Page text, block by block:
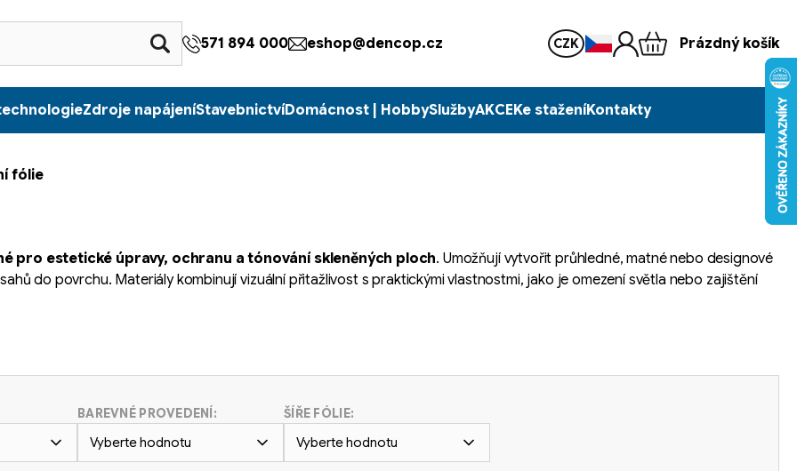
571 894 000 eshop@dencop.cz CZK Prázdný košík
Zdroje napájeníStavebnictvíDomácnost | HobbySlužbyAKCEKe staženíKontakty
fólie
pro estetické úpravy, ochranu a tónování skleněných ploch. Umožňují vytvořit průhledné, matné nebo designové
do povrchu. Materiály kombinují vizuální přitažlivost s praktickými vlastnostmi, jako je omezení světla nebo zajištění
BAREVNÉ PROVEDENÍ:
Vyberte hodnotu
ŠÍŘE FÓLIE:
Vyberte hodnotu